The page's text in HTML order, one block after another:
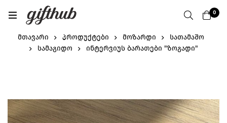
0
მთავარი პროდუქტები მოზარდი
სათამაშო
სამაგიდო
ინტერვიუს ბარათები "ზოგადი"